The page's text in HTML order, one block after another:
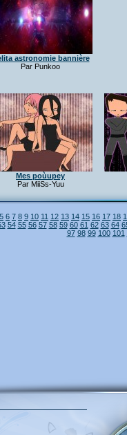
astronomie bannière
Par Punkoo
Mes poùupey
Par MiiSs-Yuu
5 6 7 8 9 10 11 12 13 14 15 16 17 18
54 55 56 57 58 59 60 61 62 63 64
97 98 99 100 101